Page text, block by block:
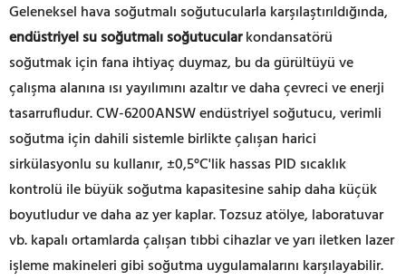
Geleneksel hava soğutmalı soğutucularla karşılaştırıldığında,
endüstriyel su soğutmalı soğutucularkondansatörü
soğutmak için fana ihtiyaç duymaz, bu da gürültüyü ve
çalışma alanına ısı yayılımını azaltır ve daha çevreci ve enerji
tasarrufludur. CW-6200ANSW endüstriyel soğutucu, verimli
soğutma için dahili sistemle birlikte çalışan harici
sirkülasyonlu su kullanır, ±0,5°C'lik hassas PID sıcaklık
kontrolü ile büyük soğutma kapasitesine sahip daha küçük
boyutludur ve daha az yer kaplar. Tozsuz atölye, laboratuvar
vb. kapalı ortamlarda çalışan tıbbi cihazlar ve yarı iletken lazer
işleme makineleri gibi soğutma uygulamalarını karşılayabilir.